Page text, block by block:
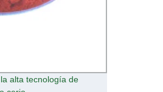
alta tecnología de